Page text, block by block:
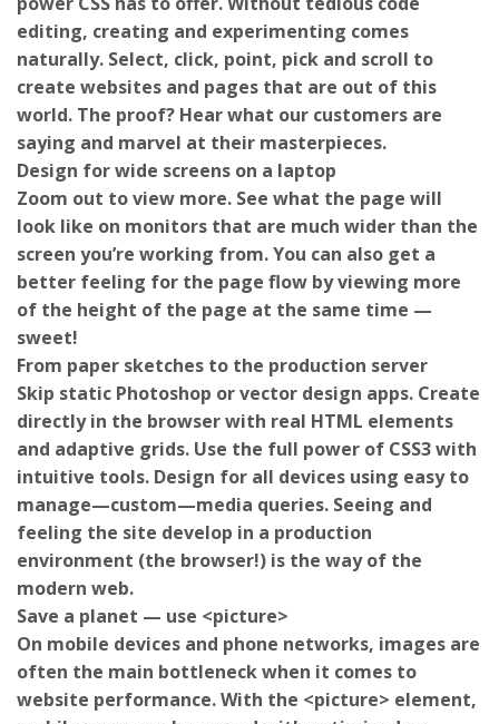
editing, creating and experimenting comes
naturally. Select, click, point, pick and scroll to
create websites and pages that are out of this
world. The proof? Hear what our customers are
saying and marvel at their masterpieces.
Design for wide screens on a laptop
Zoom out to view more. See what the page will
look like on monitors that are much wider than the
screen you’re working from. You can also get a
better feeling for the page flow by viewing more
of the height of the page at the same time —
sweet!
From paper sketches to the production server
Skip static Photoshop or vector design apps. Create
directly in the browser with real HTML elements
and adaptive grids. Use the full power of CSS3 with
intuitive tools. Design for all devices using easy to
manage—custom—media queries. Seeing and
feeling the site develop in a production
environment (the browser!) is the way of the
modern web.
Save a planet — use <picture>
On mobile devices and phone networks, images are
often the main bottleneck when it comes to
website performance. With the <picture> element,
mobile users can be served with optimized or